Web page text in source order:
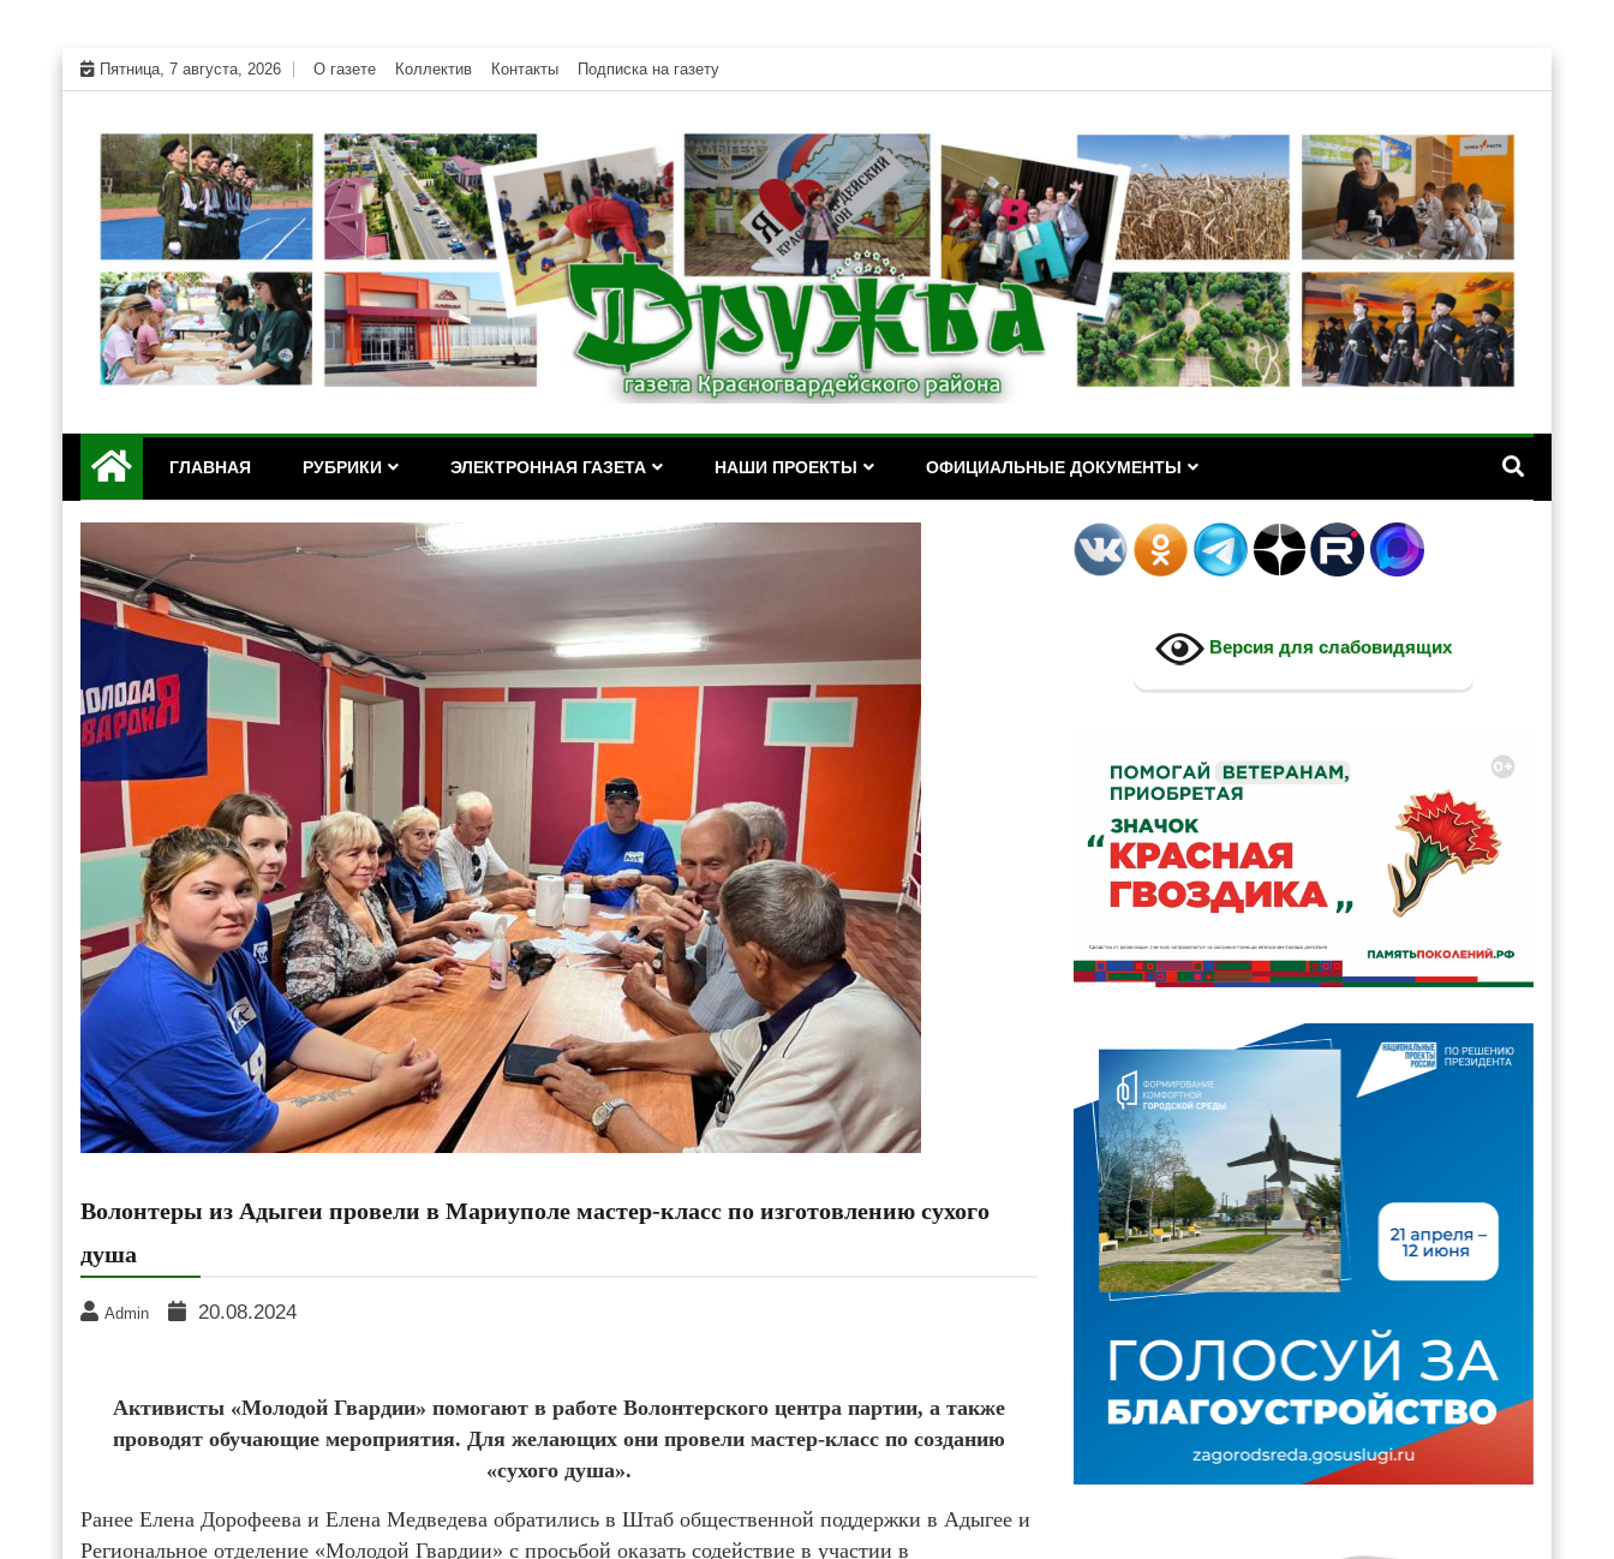
Skip
to
content
Пятница, 7 августа, 2026 О газете Коллектив Контакты Подписка на газету
"Дружба" — газета Красногвардейского района РА
ГЛАВНАЯ РУБРИКИ ЭЛЕКТРОННАЯ ГАЗЕТА НАШИ ПРОЕКТЫ ОФИЦИАЛЬНЫЕ ДОКУМЕНТЫ
Волонтеры из Адыгеи провели в Мариуполе мастер-класс по изготовлению сухого
душа
Admin 20.08.2024
Активисты «Молодой Гвардии» помогают в работе Волонтерского центра партии, а также
проводят обучающие мероприятия. Для желающих они провели мастер-класс по созданию
«сухого душа».
Ранее Елена Дорофеева и Елена Медведева обратились в Штаб общественной поддержки в Адыгее и
Региональное отделение «Молодой Гвардии» с просьбой оказать содействие в участии в
Версия для слабовидящих